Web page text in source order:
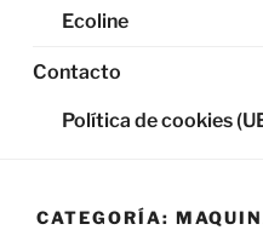
Ecoline
Contacto
Política de cookies
CATEGORÍA: